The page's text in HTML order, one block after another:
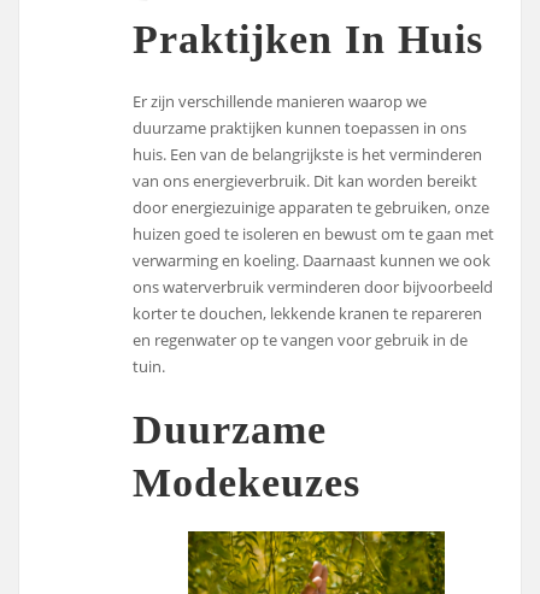
Praktijken In Huis
Er zijn verschillende manieren waarop we
duurzame praktijken kunnen toepassen in ons
huis. Een van de belangrijkste is het verminderen
van ons energieverbruik. Dit kan worden bereikt
door energiezuinige apparaten te gebruiken, onze
huizen goed te isoleren en bewust om te gaan met
verwarming en koeling. Daarnaast kunnen we ook
ons waterverbruik verminderen door bijvoorbeeld
korter te douchen, lekkende kranen te repareren
en regenwater op te vangen voor gebruik in de
tuin.
Duurzame
Modekeuzes